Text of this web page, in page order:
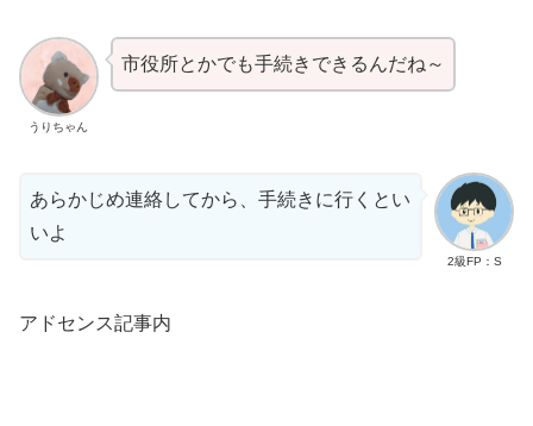
うりちゃん
市役所とかでも手続きできるんだね～
2級FP：S
あらかじめ連絡してから、手続きに行くとい
いよ
アドセンス記事内